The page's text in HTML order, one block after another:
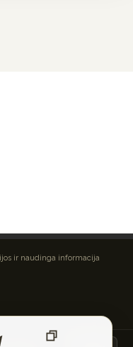
ir naudinga informacija